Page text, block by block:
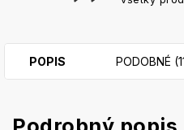
POPIS PODOBNÉ